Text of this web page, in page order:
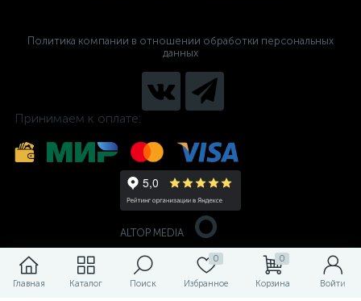
Главная Каталог Поиск
0
Избранное
0
Корзина Войти
Политика компании в отношении обработки персональных
данных
Принимаем к оплате:
ALTOP MEDIA